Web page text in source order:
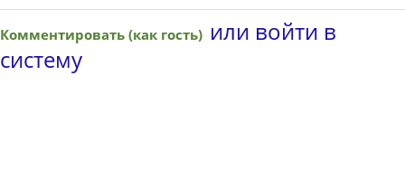
Комментировать (как гость) или войти в
систему